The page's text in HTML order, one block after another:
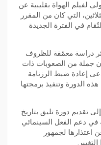
لفيلم الهواة بقليبية عن
التي كان من المقرر
من 16 إلى 23 أوت 2025، لتُقام في الفترة الجديدة
دراسة معمّقة للظروف
جملة من الصعوبات ذات
إعادة ضبط الرزنامة
الدورة وتنفيذ برمجتها
تقديم دورة تليق بتاريخ
في دعم الفعل السينمائي
لجمهور